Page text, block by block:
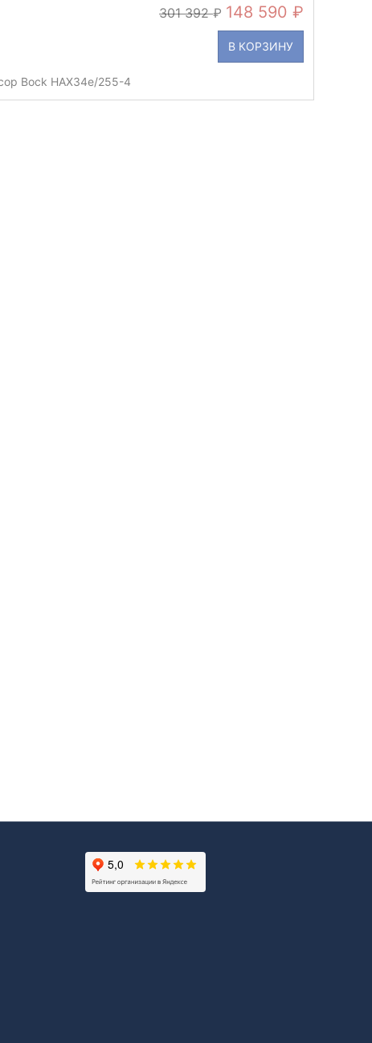
Bock HAX34e/255-4
301 392 148 590
В КОРЗИНУ